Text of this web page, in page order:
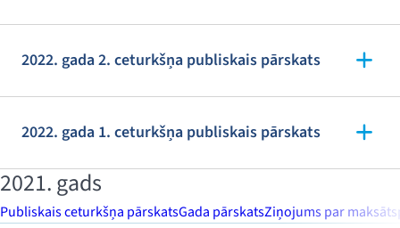
2022. gada 2. ceturkšņa publiskais pārskats
2022. gada 1. ceturkšņa publiskais pārskats
2021. gads
Publiskais ceturkšņa pārskatsGada pārskatsZiņojums par